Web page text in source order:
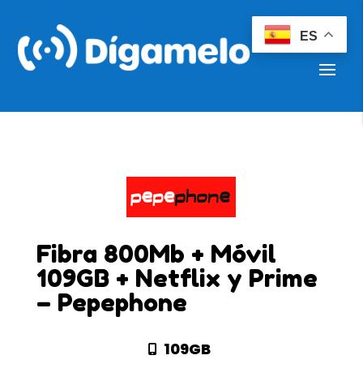
Fibra 800Mb + Móvil
109GB + Netflix y Prime
– Pepephone
109GB
ES